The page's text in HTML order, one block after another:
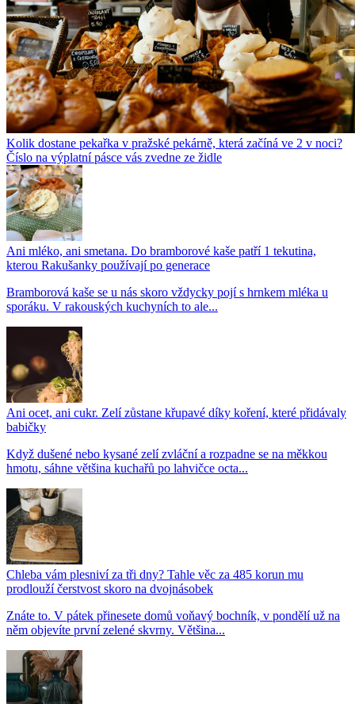
Kolik dostane pekařka v pražské pekárně, která začíná ve 2 v noci?
Číslo na výplatní pásce vás zvedne ze židle
Ani mléko, ani smetana. Do bramborové kaše patří 1 tekutina,
kterou Rakušanky používají po generace
Bramborová kaše se u nás skoro vždycky pojí s hrnkem mléka u
sporáku. V rakouských kuchyních to ale...
Ani ocet, ani cukr. Zelí zůstane křupavé díky koření, které přidávaly
babičky
Když dušené nebo kysané zelí zvláční a rozpadne se na měkkou
hmotu, sáhne většina kuchařů po lahvičce octa...
Chleba vám plesniví za tři dny? Tahle věc za 485 korun mu
prodlouží čerstvost skoro na dvojnásobek
Znáte to. V pátek přinesete domů voňavý bochník, v pondělí už na
něm objevíte první zelené skvrny. Většina...